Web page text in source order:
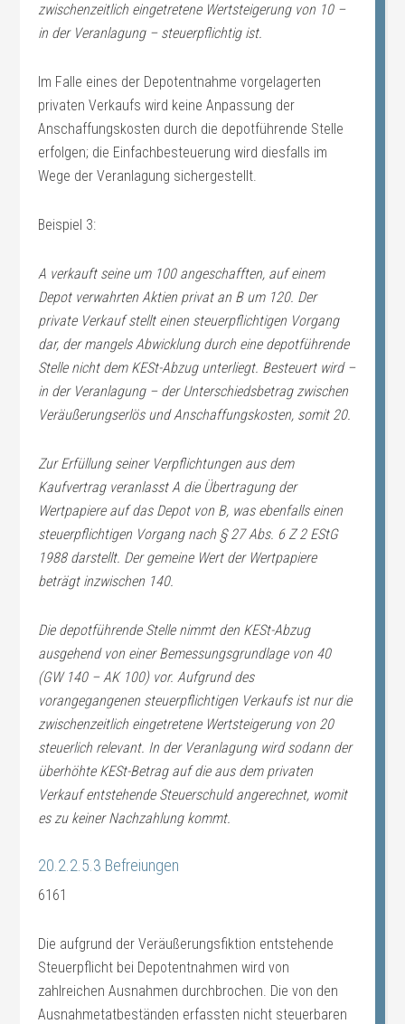
zwischenzeitlich eingetretene Wertsteigerung von 10 –
in der Veranlagung – steuerpflichtig ist.
Im Falle eines der Depotentnahme vorgelagerten
privaten Verkaufs wird keine Anpassung der
Anschaffungskosten durch die depotführende Stelle
erfolgen; die Einfachbesteuerung wird diesfalls im
Wege der Veranlagung sichergestellt.
Beispiel 3:
A verkauft seine um 100 angeschafften, auf einem
Depot verwahrten Aktien privat an B um 120. Der
private Verkauf stellt einen steuerpflichtigen Vorgang
dar, der mangels Abwicklung durch eine depotführende
Stelle nicht dem KESt-Abzug unterliegt. Besteuert wird –
in der Veranlagung – der Unterschiedsbetrag zwischen
Veräußerungserlös und Anschaffungskosten, somit 20.
Zur Erfüllung seiner Verpflichtungen aus dem
Kaufvertrag veranlasst A die Übertragung der
Wertpapiere auf das Depot von B, was ebenfalls einen
steuerpflichtigen Vorgang nach § 27 Abs. 6 Z 2 EStG
1988 darstellt. Der gemeine Wert der Wertpapiere
beträgt inzwischen 140.
Die depotführende Stelle nimmt den KESt-Abzug
ausgehend von einer Bemessungsgrundlage von 40
(GW 140 – AK 100) vor. Aufgrund des
vorangegangenen steuerpflichtigen Verkaufs ist nur die
zwischenzeitlich eingetretene Wertsteigerung von 20
steuerlich relevant. In der Veranlagung wird sodann der
überhöhte KESt-Betrag auf die aus dem privaten
Verkauf entstehende Steuerschuld angerechnet, womit
es zu keiner Nachzahlung kommt.
20.2.2.5.3 Befreiungen
6161
Die aufgrund der Veräußerungsfiktion entstehende
Steuerpflicht bei Depotentnahmen wird von
zahlreichen Ausnahmen durchbrochen. Die von den
Ausnahmetatbeständen erfassten nicht steuerbaren